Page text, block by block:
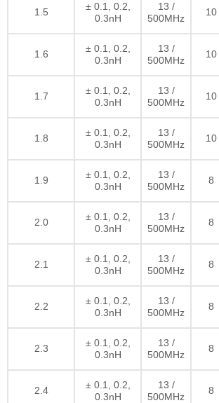
1.5
± 0.1, 0.2,
0.3nH
13 /
500MHz
10
1.6
± 0.1, 0.2,
0.3nH
13 /
500MHz
10
1.7
± 0.1, 0.2,
0.3nH
13 /
500MHz
10
1.8
± 0.1, 0.2,
0.3nH
13 /
500MHz
10
1.9
± 0.1, 0.2,
0.3nH
13 /
500MHz
8
2.0
± 0.1, 0.2,
0.3nH
13 /
500MHz
8
2.1
± 0.1, 0.2,
0.3nH
13 /
500MHz
8
2.2
± 0.1, 0.2,
0.3nH
13 /
500MHz
8
2.3
± 0.1, 0.2,
0.3nH
13 /
500MHz
8
2.4
± 0.1, 0.2,
0.3nH
13 /
500MHz
8